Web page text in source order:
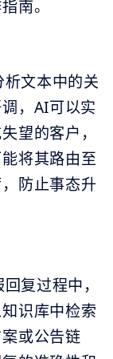
南。
文本中的关
，AI可以实
望的客户，
将其路由至
防止事态升
复过程中，
识库中检索
或公告链